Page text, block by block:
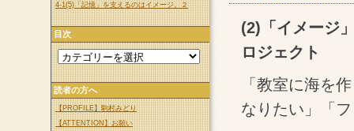
(2)「イメージ
ロジェクト
「教室に海を
なりたい」「
4-1(5)「記憶」を支えるのはイメージ。２
目次
読者の方へ
【PROFILE】駒村みどり
【ATTENTION】お願い